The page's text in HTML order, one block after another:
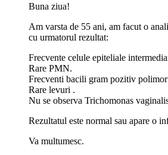
Buna ziua!
Am varsta de 55 ani, am facut o
cu urmatorul rezultat:
Frecvente celule epiteliale
Rare PMN.
Frecventi bacili gram pozitiv
Rare levuri .
Nu se observa Trichomonas
Rezultatul este normal sau apare o
Va multumesc.